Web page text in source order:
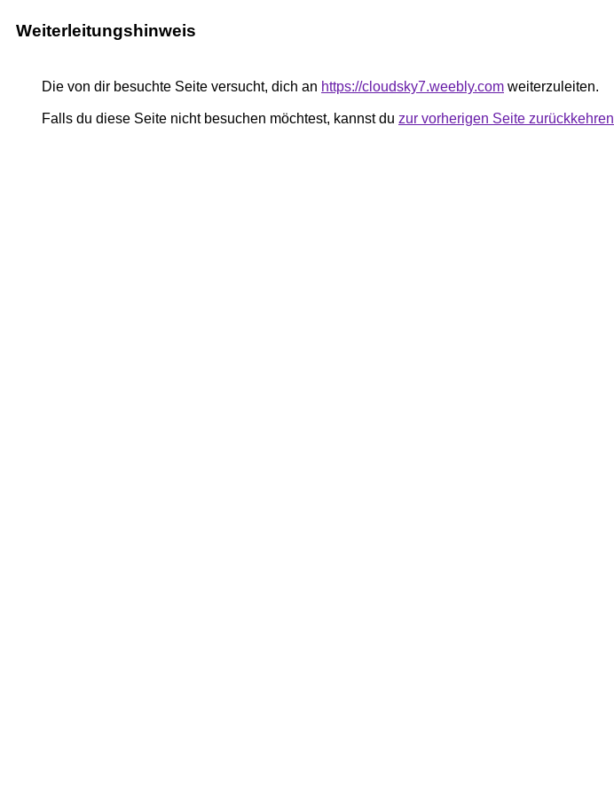
Weiterleitungshinweis
Die von dir besuchte Seite versucht, dich an https://cloudsky7.weebly.com weiterzuleiten.
Falls du diese Seite nicht besuchen möchtest, kannst du zur vorherigen Seite zurückkehren